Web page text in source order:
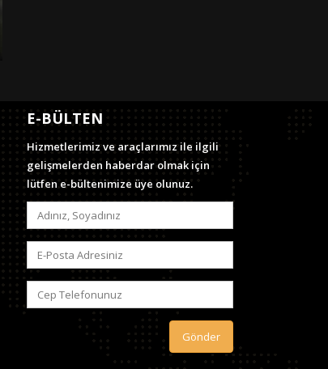
E-BÜLTEN
Hizmetlerimiz ve araçlarımız ile ilgili
gelişmelerden haberdar olmak için
lütfen e-bültenimize üye olunuz.
Gönder